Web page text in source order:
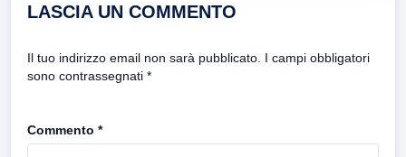
LASCIA UN COMMENTO
Il tuo indirizzo email non sarà pubblicato. I campi obbligatori
sono contrassegnati *
Commento *